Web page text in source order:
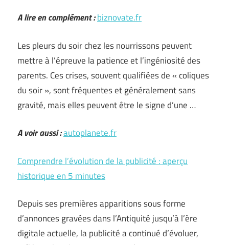
A lire en complément :biznovate.fr
Les pleurs du soir chez les nourrissons peuvent
mettre à l’épreuve la patience et l’ingéniosité des
parents. Ces crises, souvent qualifiées de « coliques
du soir », sont fréquentes et généralement sans
gravité, mais elles peuvent être le signe d’une …
A voir aussi :autoplanete.fr
Comprendre l’évolution de la publicité : aperçu
historique en 5 minutes
Depuis ses premières apparitions sous forme
d’annonces gravées dans l’Antiquité jusqu’à l’ère
digitale actuelle, la publicité a continué d’évoluer,